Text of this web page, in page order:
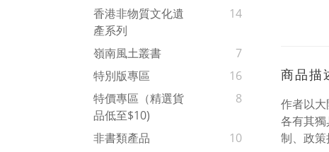
香港非物質文化遺
產系列
14
嶺南風土叢書
7
特別版專區
16
特價專區（精選貨
品低至$10)
8
非書類產品
10
商品描
作者以
各有其
制、政策